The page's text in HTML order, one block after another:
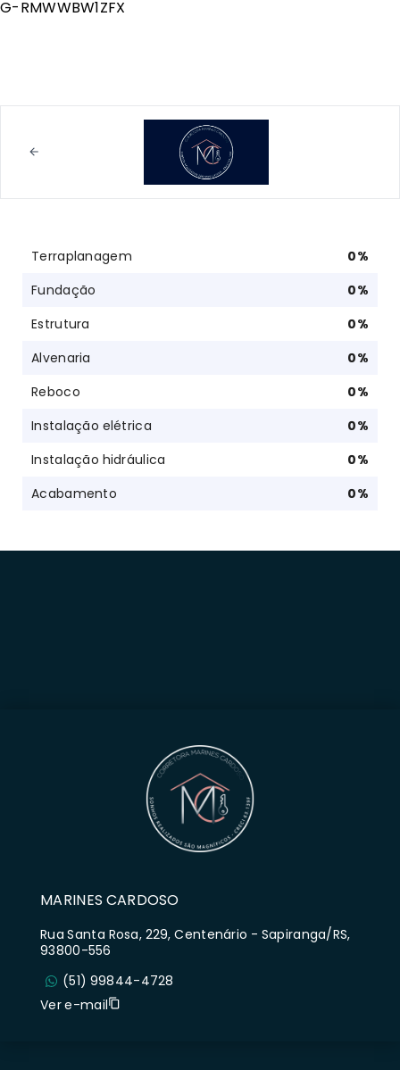
G-RMWWBW1ZFX
Terraplanagem 0%
Fundação
0%
Estrutura
0%
Alvenaria
0%
Reboco
0%
Instalação elétrica
0%
Instalação hidráulica
0%
Acabamento
0%
MARINES CARDOSO
Rua Santa Rosa, 229, Centenário - Sapiranga/RS,
93800-556
(51) 99844-4728
Ver e-mail